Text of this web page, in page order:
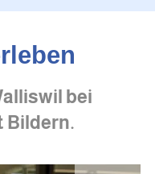
bei
Bildern.